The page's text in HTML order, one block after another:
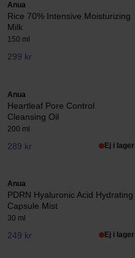
Anua
Rice 70% Intensive Moisturizing
Milk
150 ml
299 kr
Anua
Heartleaf Pore Control
Cleansing Oil
200 ml
289 kr Ej i lager
Anua
PDRN Hyaluronic Acid Hydrating
Capsule Mist
30 ml
249 kr Ej i lager